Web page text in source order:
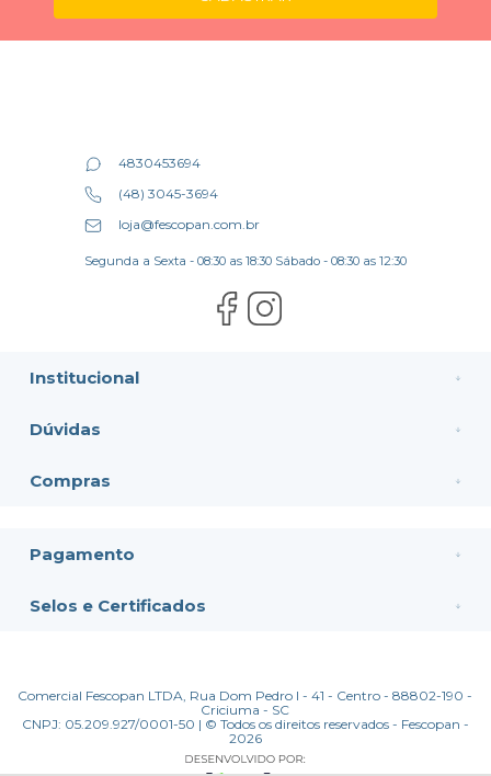
Institucional
Dúvidas
Compras
4830453694
(48) 3045-3694
loja@fescopan.com.br
Segunda a Sexta - 08:30 as 18:30 Sábado - 08:30 as 12:30
Pagamento
Selos e Certificados
Comercial Fescopan LTDA, Rua Dom Pedro I - 41 - Centro - 88802-190 -
Criciuma - SC
CNPJ: 05.209.927/0001-50 | © Todos os direitos reservados - Fescopan -
2026